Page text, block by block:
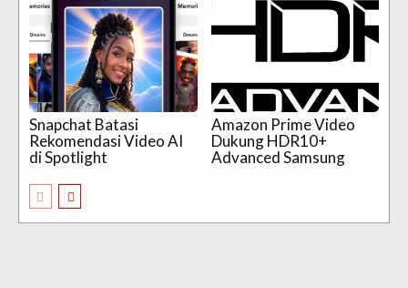
Snapchat Batasi
Rekomendasi Video AI
di Spotlight
Amazon Prime Video
Dukung HDR10+
Advanced Samsung